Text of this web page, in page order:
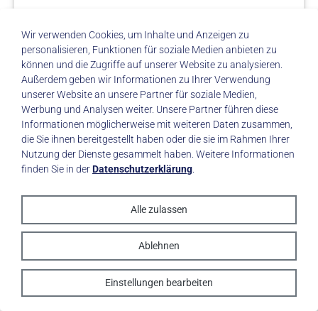
Details
Wir verwenden Cookies, um Inhalte und Anzeigen zu
personalisieren, Funktionen für soziale Medien anbieten zu
können und die Zugriffe auf unserer Website zu analysieren.
Außerdem geben wir Informationen zu Ihrer Verwendung
unserer Website an unsere Partner für soziale Medien,
Werbung und Analysen weiter. Unsere Partner führen diese
Informationen möglicherweise mit weiteren Daten zusammen,
die Sie ihnen bereitgestellt haben oder die sie im Rahmen Ihrer
Nutzung der Dienste gesammelt haben. Weitere Informationen
finden Sie in derDatenschutzerklärung
Einstellungen bearbeiten
Ablehnen
Alle zulassen